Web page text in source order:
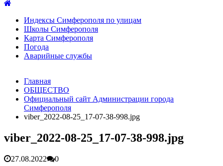
Индексы Симферополя по улицам
Школы Симферополя
Карта Симферополя
Погода
Аварийные службы
После атаки БПЛА на поезд Москва–Симферополь в
Крыму эвакуировали всех пассажиро...08.06.2026
Услуги дератизации в Симферополе и Крыму — цены,
гарантия, выезд в день обращени...
средства на программу социальн... 01.04.2026
Более 25 тысяч «квадратов» преобразятся в ближайшее
В Симферополе очищают реку Салгир: работы ведутся
Главная
ОБЩЕСТВО
Официальный сайт Администрации города
Симферополя
viber_2022-08-25_17-07-38-998.jpg
viber_2022-08-25_17-07-38-998.jpg
27.08.2022 0